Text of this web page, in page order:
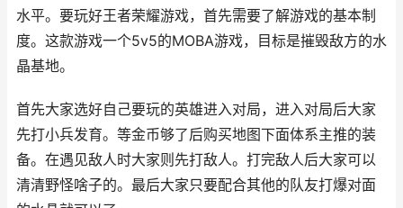
水平。要玩好王者荣耀游戏，首先需要了解游戏的基本制
度。这款游戏一个5v5的MOBA游戏，目标是摧毁敌方的水
晶基地。
首先大家选好自己要玩的英雄进入对局，进入对局后大家
先打小兵发育。等金币够了后购买地图下面体系主推的装
备。在遇见敌人时大家则先打敌人。打完敌人后大家可以
清清野怪啥子的。最后大家只要配合其他的队友打爆对面